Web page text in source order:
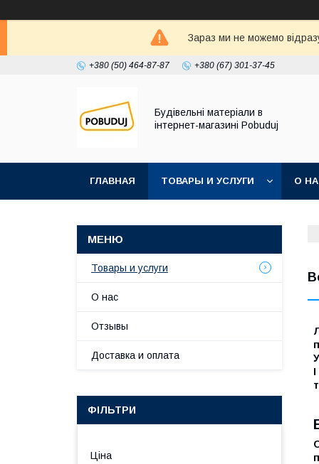
Зараз ми не можемо
+380 (50) 464-87-87 +380 (67) 301-37-45
Будівельні матеріали в
інтернет-магазині Pobuduj
ГЛАВНАЯ ТОВАРЫ И УСЛУГИ О
Товары и услуги
О нас
Отзывы
Доставка и оплата
ФІЛЬТРИ
Ціна